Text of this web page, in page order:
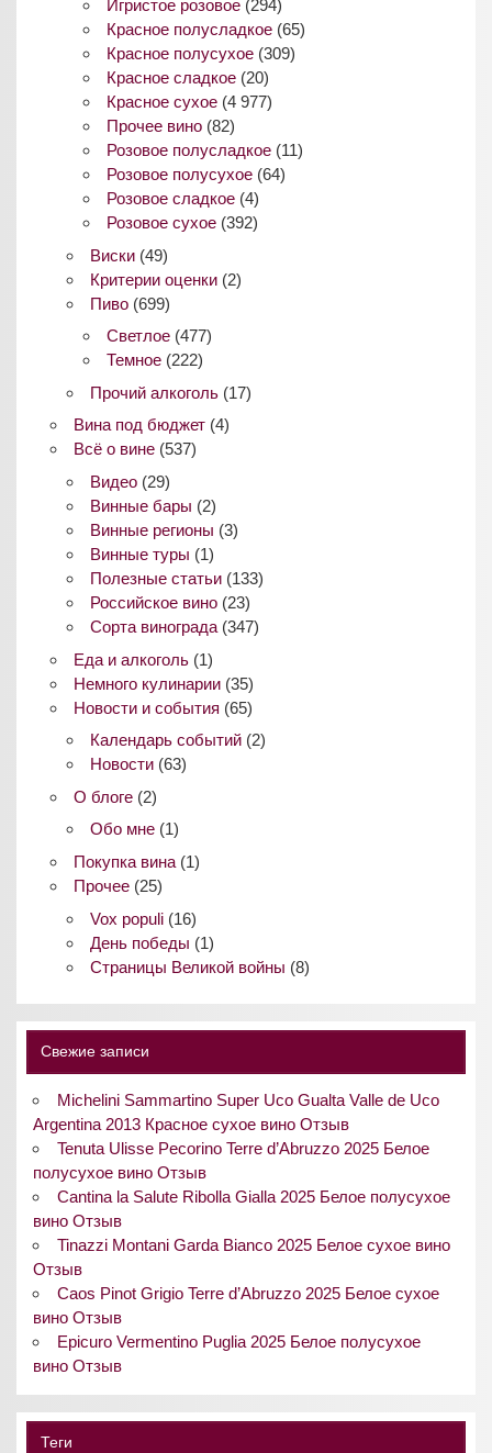
Игристое розовое (294)
Красное полусладкое (65)
Красное полусухое (309)
Красное сладкое (20)
Красное сухое (4 977)
Прочее вино (82)
Розовое полусладкое (11)
Розовое полусухое (64)
Розовое сладкое (4)
Розовое сухое (392)
Виски(49)
Критерии оценки(2)
Пиво(699)
Светлое (477)
Темное (222)
Прочий алкоголь(17)
Вина под бюджет(4)
Всё о вине(537)
Видео(29)
Винные бары (2)
Винные регионы (3)
Винные туры (1)
Полезные статьи(133)
Российское вино(23)
Сорта винограда(347)
Еда и алкоголь(1)
Немного кулинарии(35)
Новости и события (65)
Календарь событий(2)
Новости(63)
О блоге(2)
Обо мне(1)
Покупка вина(1)
Прочее(25)
Vox populi(16)
День победы (1)
Страницы Великой войны (8)
Свежие записи
Michelini Sammartino Super Uco Gualta Valle de Uco
Argentina 2013 Красное сухое вино Отзыв
Tenuta Ulisse Pecorino Terre d’Abruzzo 2025 Белое
полусухое вино Отзыв
Cantina la Salute Ribolla Gialla 2025 Белое полусухое
вино Отзыв
Tinazzi Montani Garda Bianco 2025 Белое сухое вино
Отзыв
Caos Pinot Grigio Terre d’Abruzzo 2025 Белое сухое
вино Отзыв
Epicuro Vermentino Puglia 2025 Белое полусухое
вино Отзыв
Теги